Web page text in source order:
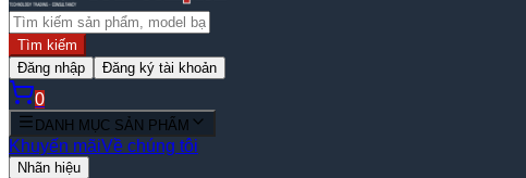
Tìm kiếm
Đăng nhập
Đăng ký tài khoản
0
DANH MỤC SẢN PHẨM
Khuyến mãiVề chúng tôi
Nhãn hiệu